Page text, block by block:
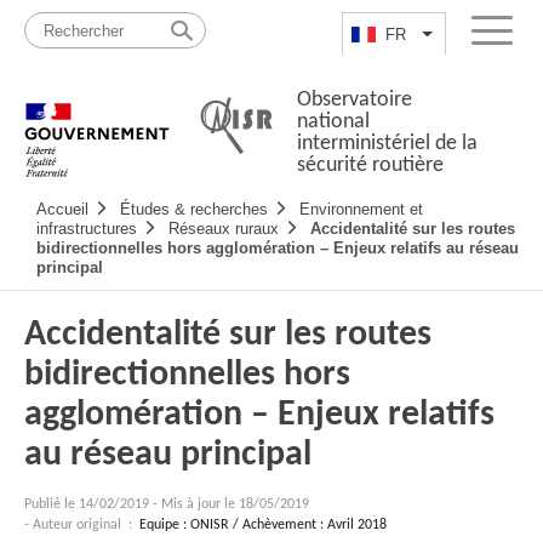
Passer
contenu
FR Lister lesMenu
Observatoire
national
interministériel de la
sécurité routière
principale
Accueil Études & recherches
Environnement et
infrastructures
Réseaux ruraux
Accidentalité sur les routes
bidirectionnelles hors agglomération – Enjeux relatifs au réseau
principal
Accidentalité sur les routes
bidirectionnelles hors
agglomération – Enjeux relatifs
au réseau principal
Publié le 14/02/2019 - Mis à jour le 18/05/2019
- Auteur original :
Equipe : ONISR / Achèvement : Avril 2018